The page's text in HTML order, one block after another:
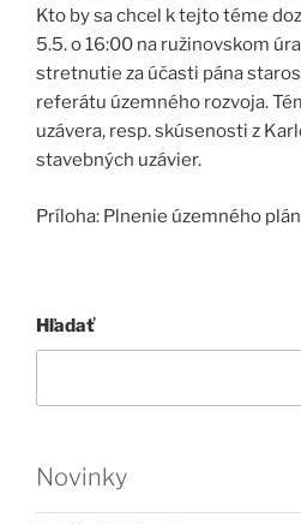
Kto by sa chcel k tejto téme
5.5. o 16:00 na ružinovskom
stretnutie za účasti pána
referátu územného rozvoja.
uzávera, resp. skúsenosti z
stavebných uzávier.
Príloha: Plnenie územného
Hľadať
Novinky